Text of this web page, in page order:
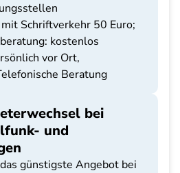
Schriftverkehr 50 Euro;
kostenlos
vor Ort,
Beratung
bei
und
günstigste Angebot bei